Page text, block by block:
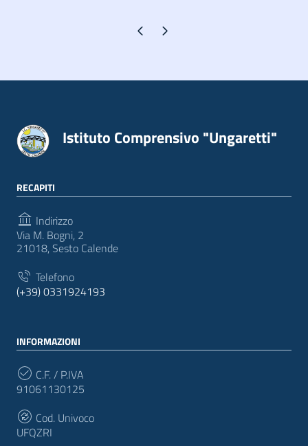
Pagina precedente
Pagina successiva
Istituto Comprensivo "Ungaretti"
RECAPITI
Indirizzo
Via M. Bogni, 2
21018, Sesto Calende
Telefono
(+39) 0331924193
INFORMAZIONI
C.F. / P.IVA
91061130125
Cod. Univoco
UFQZRI